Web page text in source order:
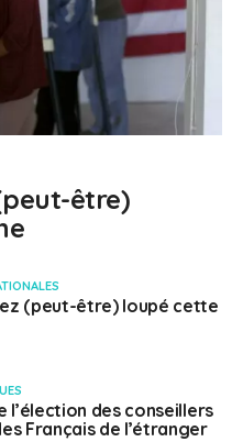
être)
(peut-être) loupé cette
l’élection des conseillers
Français de l’étranger